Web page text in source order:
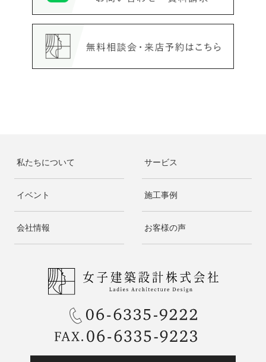
私たちについて サービス
イベント 施工事例
会社情報 お客様の声